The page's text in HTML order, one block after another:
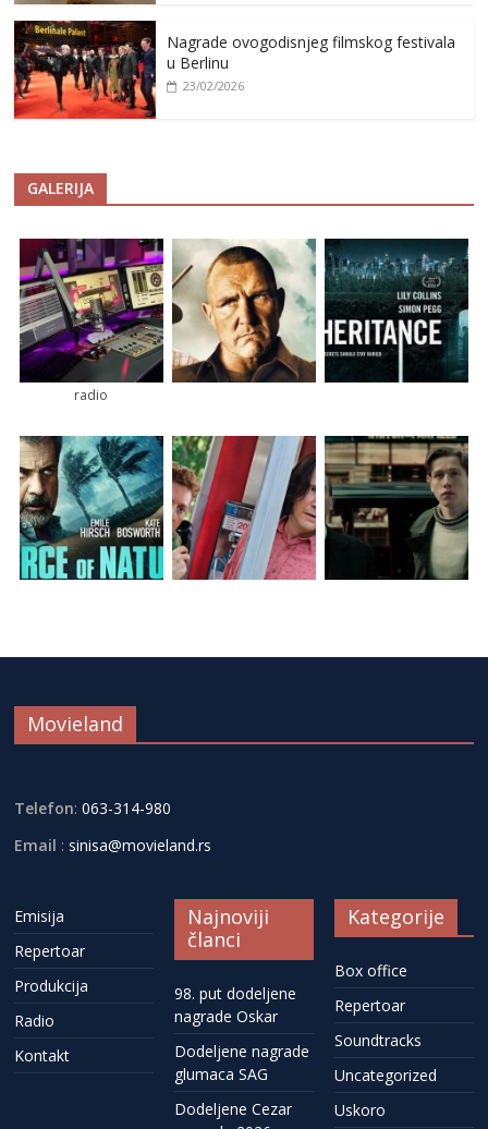
Nagrade ovogodisnjeg filmskog festivala
u Berlinu
23/02/2026
GALERIJA
radio
Movieland
Telefon: 063-314-980
Email : sinisa@movieland.rs
Emisija
Repertoar
Produkcija
Radio
Kontakt
Najnoviji
članci
98. put dodeljene
nagrade Oskar
Dodeljene nagrade
glumaca SAG
Dodeljene Cezar
Kategorije
Box office
Repertoar
Soundtracks
Uncategorized
Uskoro